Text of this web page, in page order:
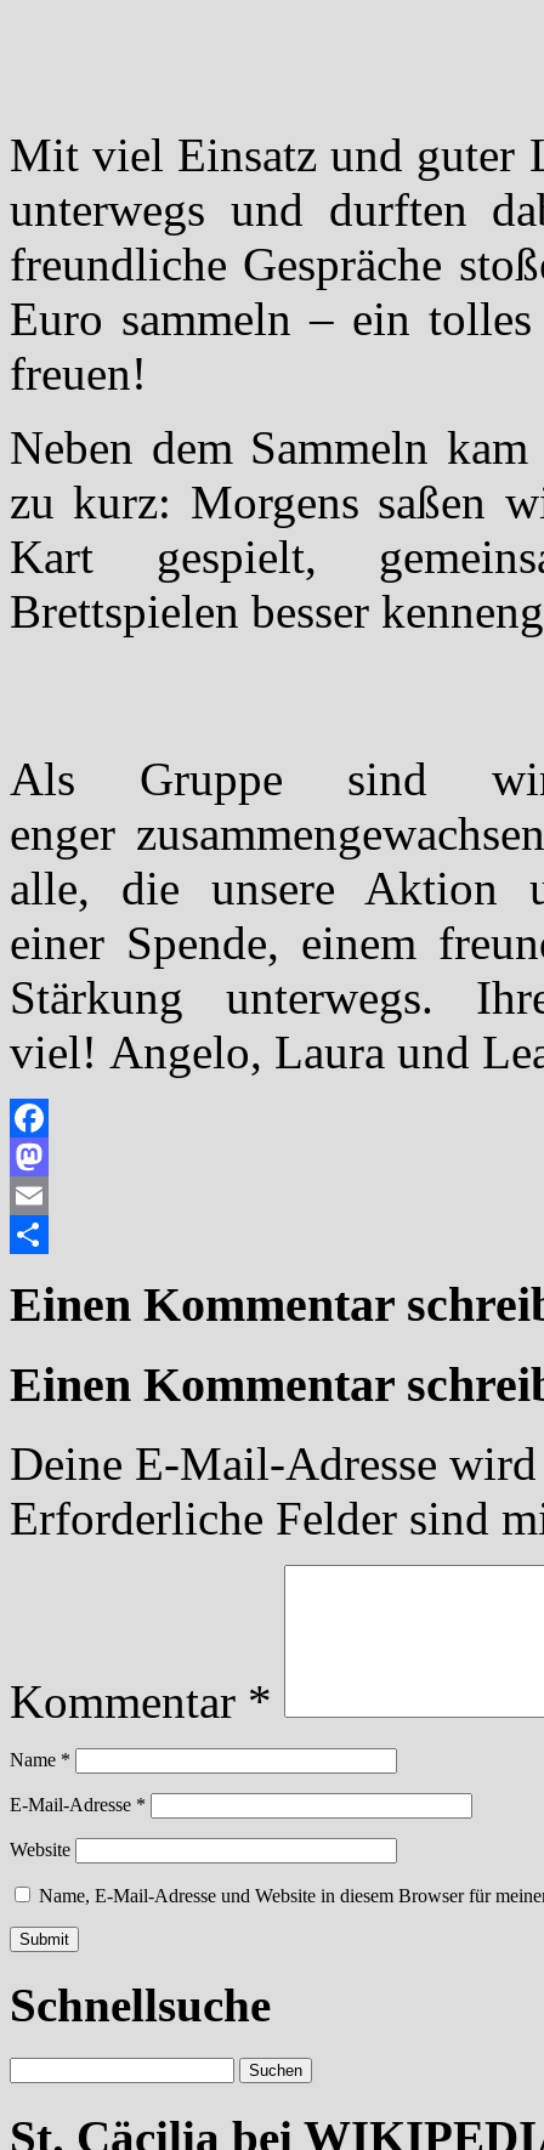
Mit viel Einsatz und guter
unterwegs und durften
freundliche Gespräche
Euro sammeln – ein
freuen!
Neben dem Sammeln
zu kurz: Morgens saßen
Kart gespielt,
Brettspielen besser
Als Gruppe sind
enger
alle, die unsere Aktion
einer Spende, einem
Stärkung unterwegs.
viel! Angelo, Laura und
Facebook
Mastodon
Email
Einen Kommentar
Einen Kommentar
Deine E-Mail-Adresse
Erforderliche Felder sind
Kommentar *
Name *
E-Mail-Adresse *
Website
Name, E-Mail-Adresse und Website in diesem Browser für
Schnellsuche
St. Cäcilia bei